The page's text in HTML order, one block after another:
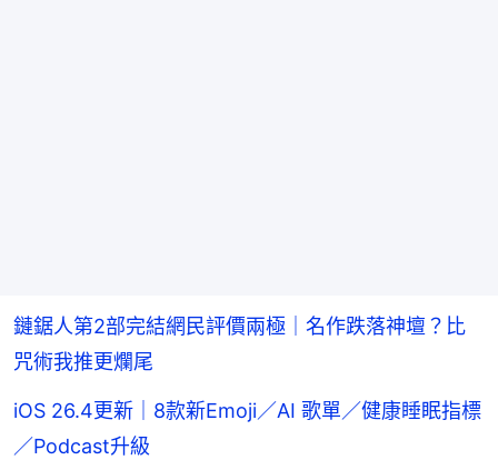
鏈鋸人第2部完結網民評價兩極｜名作跌落神壇？比
咒術我推更爛尾
iOS 26.4更新｜8款新Emoji／AI 歌單／健康睡眠指標
／Podcast升級